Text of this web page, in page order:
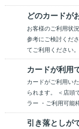
どのカードが
お客様のご利用状
参考にご検討くだ
てご利用ください
カードが利用
カードがご利用い
られます。 ＜店頭
ラー ・ご利用可能
引き落としが